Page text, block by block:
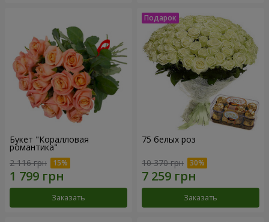
Букет "Коралловая
романтика"
2 116 грн
Заказать
75 белых роз
10 370 грн
Заказать